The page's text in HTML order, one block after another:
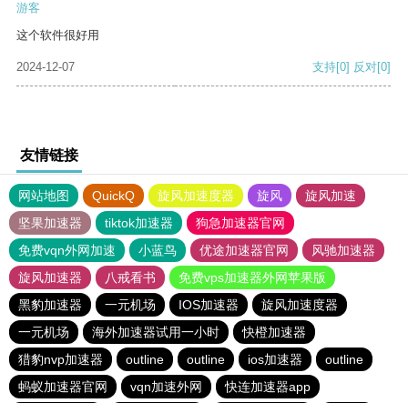
游客
这个软件很好用
2024-12-07 支持[0] 反对[0]
友情链接
网站地图 QuickQ 旋风加速度器 旋风
旋风加速
坚果加速器
tiktok加速器
狗急加速器官网
免费vqn外网加速
小蓝鸟 优途加速器官网
风驰加速器
旋风加速器
八戒看书
免费vps加速器外网苹果版
黑豹加速器
一元机场 IOS加速器
旋风加速度器
一元机场
海外加速器试用一小时
快橙加速器
猎豹nvp加速器
outline outline ios加速器
outline
蚂蚁加速器官网
vqn加速外网 快连加速器app